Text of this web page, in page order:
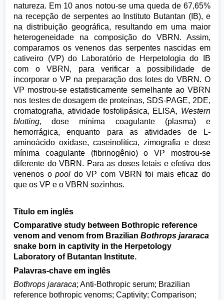
natureza. Em 10 anos notou-se uma queda de 67,65%
na recepção de serpentes ao Instituto Butantan (IB), e
na distribuição geográfica, resultando em uma maior
heterogeneidade na composição do VBRN. Assim,
comparamos os venenos das serpentes nascidas em
cativeiro (VP) do Laboratório de Herpetologia do IB
com o VBRN, para verificar a possibilidade de
incorporar o VP na preparação dos lotes do VBRN. O
VP mostrou-se estatisticamente semelhante ao VBRN
nos testes de dosagem de proteínas, SDS-PAGE, 2DE,
cromatografia, atividade fosfolipásica, ELISA, Western
blotting, dose mínima coagulante (plasma) e
hemorrágica, enquanto para as atividades de L-
aminoácido oxidase, caseinolítica, zimografia e dose
mínima coagulante (fibrinogênio) o VP mostrou-se
diferente do VBRN. Para as doses letais e efetiva dos
venenos opool do VP com VBRN foi mais eficaz do
que os VP e o VBRN sozinhos.
Título em inglês
Comparative study between Bothropic reference
venom and venom from BrazilianBothrops jararaca
snake born in captivity in the Herpetology
Laboratory of Butantan Institute.
Palavras-chave em inglês
Bothrops jararaca; Anti-Bothropic serum; Brazilian
reference bothropic venoms; Captivity; Comparison;